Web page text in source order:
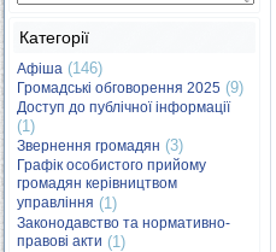
Категорії
Афіша (146)
Громадські обговорення 2025 (9)
Доступ до публічної інформації
(1)
Звернення громадян (3)
Графік особистого прийому
громадян керівництвом
управління (1)
Законодавство та нормативно-
правові акти (1)